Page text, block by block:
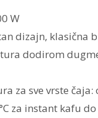
W
dizajn, klasična
dodirom
za sve vrste čaja:
za instant kafu